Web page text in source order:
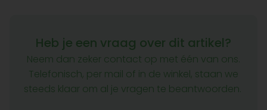
Heb je een vraag over dit artikel?
Neem dan zeker contact op met één van ons.
Telefonisch, per mail of in de winkel, staan we
steeds klaar om al je vragen te beantwoorden.